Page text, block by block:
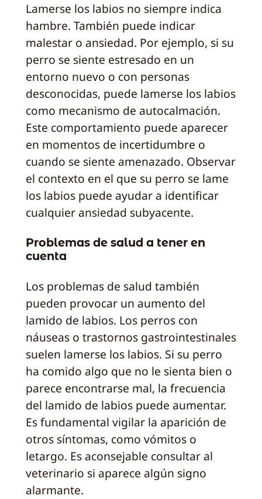
Lamerse los labios no siempre indica
hambre. También puede indicar
malestar o ansiedad. Por ejemplo, si su
perro se siente estresado en un
entorno nuevo o con personas
desconocidas, puede lamerse los labios
como mecanismo de autocalmación.
Este comportamiento puede aparecer
en momentos de incertidumbre o
cuando se siente amenazado. Observar
el contexto en el que su perro se lame
los labios puede ayudar a identificar
cualquier ansiedad subyacente.
Problemas de salud a tener en
cuenta
Los problemas de salud también
pueden provocar un aumento del
lamido de labios. Los perros con
náuseas o trastornos gastrointestinales
suelen lamerse los labios. Si su perro
ha comido algo que no le sienta bien o
parece encontrarse mal, la frecuencia
del lamido de labios puede aumentar.
Es fundamental vigilar la aparición de
otros síntomas, como vómitos o
letargo. Es aconsejable consultar al
veterinario si aparece algún signo
alarmante.